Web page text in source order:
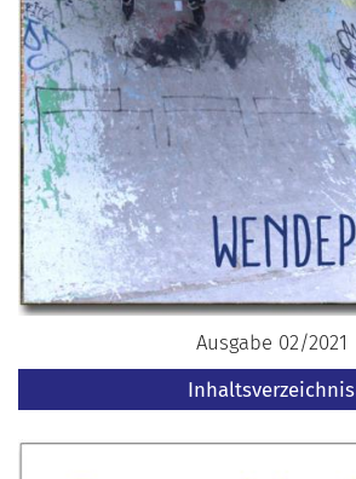
Ausgabe 02/2021
Inhaltsverzeichnis